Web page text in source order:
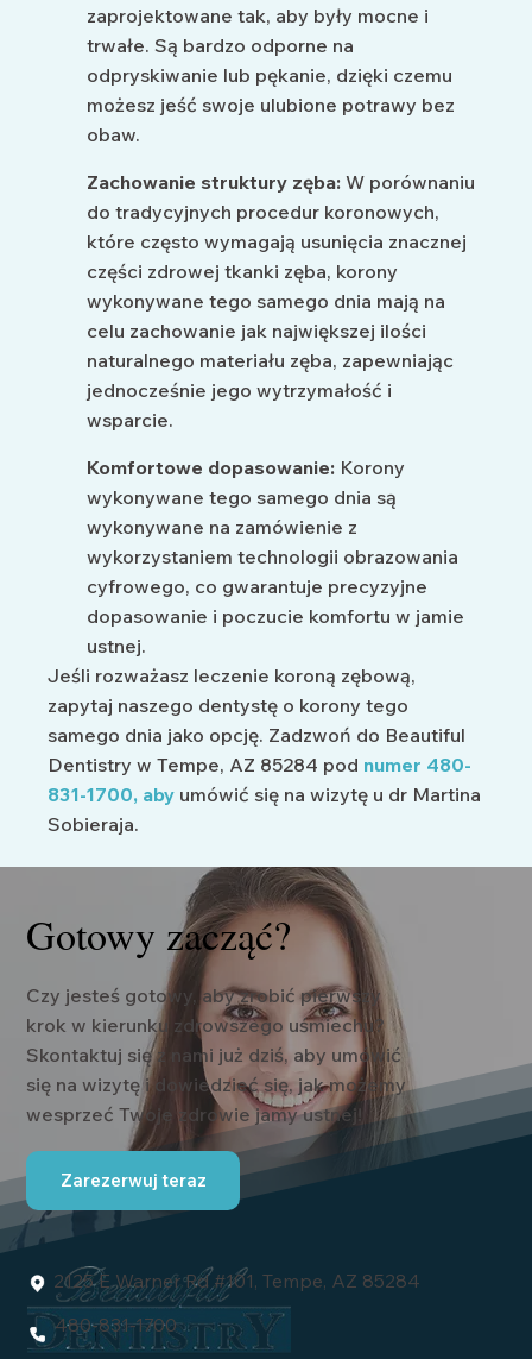
zaprojektowane tak, aby były mocne i
trwałe. Są bardzo odporne na
odpryskiwanie lub pękanie, dzięki czemu
możesz jeść swoje ulubione potrawy bez
obaw.
Zachowanie struktury zęba: W porównaniu
do tradycyjnych procedur koronowych,
które często wymagają usunięcia znacznej
części zdrowej tkanki zęba, korony
wykonywane tego samego dnia mają na
celu zachowanie jak największej ilości
naturalnego materiału zęba, zapewniając
jednocześnie jego wytrzymałość i
wsparcie.
Komfortowe dopasowanie: Korony
wykonywane tego samego dnia są
wykonywane na zamówienie z
wykorzystaniem technologii obrazowania
cyfrowego, co gwarantuje precyzyjne
dopasowanie i poczucie komfortu w jamie
ustnej.
Jeśli rozważasz leczenie koroną zębową,
zapytaj naszego dentystę o korony tego
samego dnia jako opcję. Zadzwoń do Beautiful
Dentistry w Tempe, AZ 85284 pod numer 480-
831-1700, aby umówić się na wizytę u dr Martina
Sobieraja.
Gotowy zacząć?
Czy jesteś gotowy, aby zrobić pierwszy
krok w kierunku zdrowszego uśmiechu?
Skontaktuj się z nami już dziś, aby umówić
się na wizytę i dowiedzieć się, jak możemy
wesprzeć Twoje zdrowie jamy ustnej!
Zarezerwuj teraz
2125 E Warner Rd #101, Tempe, AZ 85284
480-831-1700